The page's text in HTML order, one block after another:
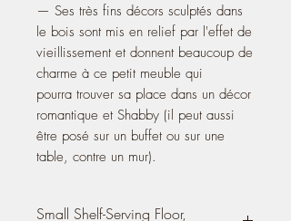
— Ses très fins décors sculptés dans
le bois sont mis en relief par l'effet de
vieillissement et donnent beaucoup de
charme à ce petit meuble qui
pourra trouver sa place dans un décor
romantique et Shabby (il peut aussi
être posé sur un buffet ou sur une
table, contre un mur).
Small Shelf-Serving Floor,